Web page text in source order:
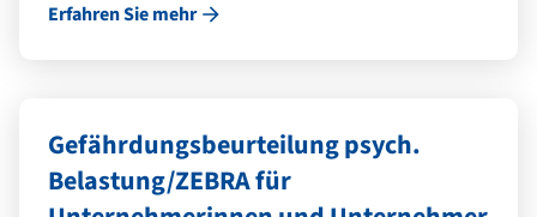
Erfahren Sie mehr
Gefährdungsbeurteilung psych.
Belastung/ZEBRA für